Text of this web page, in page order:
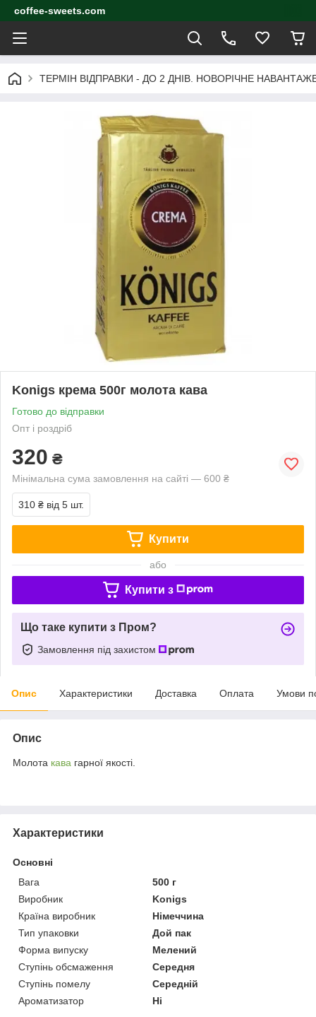
coffee-sweets.com
ТЕРМІН ВІДПРАВКИ - ДО 2 ДНІВ. НОВОРІЧНЕ
Konigs крема 500г молота кава
Готово до відправки
Опт і роздріб
320 ₴
Мінімальна сума замовлення на сайті — 600 ₴
310 ₴ від 5 шт.
Купити
або
Купити з
Що таке купити з Пром?
Замовлення під захистом
Опис Характеристики Доставка Оплата Умови
Опис
Молота кава гарної якості.
Характеристики
Основні
Вага
500 г
Виробник
Konigs
Країна виробник
Німеччина
Тип упаковки
Дой пак
Форма випуску
Мелений
Ступінь обсмаження
Середня
Ступінь помелу
Середній
Ароматизатор
Ні